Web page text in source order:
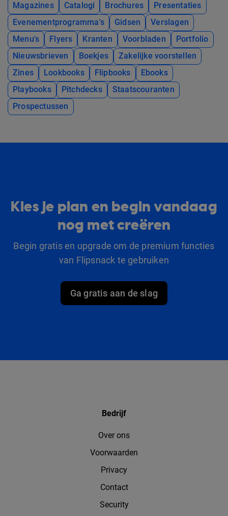
Magazines Catalogi Brochures
Presentaties
Evenementprogramma's
Gidsen
Verslagen
Menu's
Flyers Kranten Voorbladen
Portfolio
Nieuwsbrieven
Boekjes
Zakelijke voorstellen
Zines
Lookbooks Flipbooks
Ebooks
Playbooks
Pitchdecks
Staatscouranten
Prospectussen
Kies je plan en begin vandaag
nog met creëren
Begin gratis en upgrade om de premium functies
van Flipsnack te gebruiken
Ga gratis aan de slag
Bedrijf
Over ons
Voorwaarden
Privacy
Contact
Security